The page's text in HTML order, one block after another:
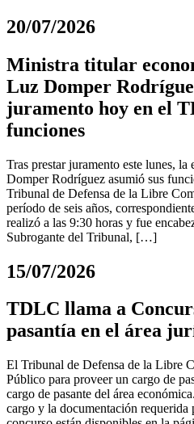
20/07/2026
Ministra titular
Luz Domper
juramento hoy en el
funciones
Tras prestar juramento este lunes,
Domper Rodríguez asumió sus
Tribunal de Defensa de la Libre
período de seis años,
realizó a las 9:30 horas y fue
Subrogante del Tribunal, […]
15/07/2026
TDLC llama a
pasantía en el área
El Tribunal de Defensa de la Libre
Público para proveer un cargo de
cargo de pasante del área
cargo y la documentación requerida